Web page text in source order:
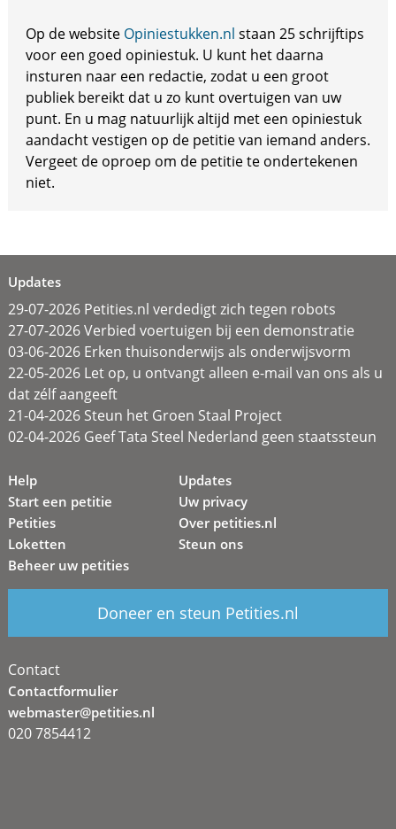
Op de website Opiniestukken.nl staan 25 schrijftips
voor een goed opiniestuk. U kunt het daarna
insturen naar een redactie, zodat u een groot
publiek bereikt dat u zo kunt overtuigen van uw
punt. En u mag natuurlijk altijd met een opiniestuk
aandacht vestigen op de petitie van iemand anders.
Vergeet de oproep om de petitie te ondertekenen
niet.
Updates
29-07-2026 Petities.nl verdedigt zich tegen robots
27-07-2026 Verbied voertuigen bij een demonstratie
03-06-2026 Erken thuisonderwijs als onderwijsvorm
22-05-2026 Let op, u ontvangt alleen e-mail van ons als u
dat zélf aangeeft
21-04-2026 Steun het Groen Staal Project
02-04-2026 Geef Tata Steel Nederland geen staatssteun
Help
Start een petitie
Petities
Loketten
Beheer uw petities
Updates
Uw privacy
Over petities.nl
Steun ons
Doneer en steun Petities.nl
Contact
Contactformulier
webmaster@petities.nl
020 7854412